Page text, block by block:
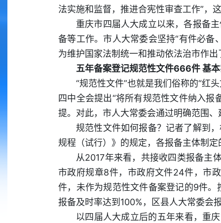
法实施和监督，推进合宪性审查工作”
重庆市四届人大成立以来，各报备
备等工作。市人大常委会坚持“有件必备
为维护国家法制统一和推动依法治市作
五年备案登记规范性文件666件 基
“规范性文件”也就是我们俗称的“红
四中全会提出“将所有规范性文件纳入
提。对此，市人大常委会通过明确范围
规范性文件如何报备？记者了解到
规程（试行）》的规定，各报备主体制
从2017年来看，共接收四类报备主
市政府规章8件，市政府文件24件，市
件，未作为规范性文件备案登记的9件
报备及时率达到100%，区县人大常委
以四届人大成立后的五年来看，重